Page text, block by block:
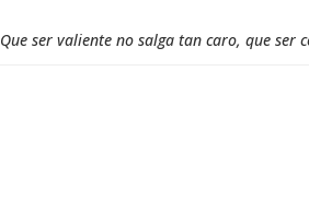
Que ser valiente no salga tan caro, que ser